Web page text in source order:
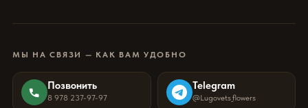
МЫ НА СВЯЗИ — КАК ВАМ УДОБНО
Позвонить
8 978 237-97-97
Telegram
@Lugovets_flowers